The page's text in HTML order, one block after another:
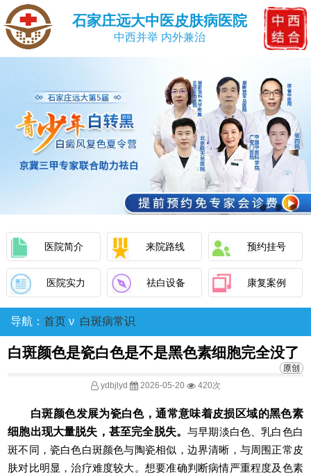
石家庄远大中医皮肤病医院
中西并举 内外兼治
医院简介 来院路线 预约挂号
医院实力 祛白设备 康复案例
导航： 首页 ν 白斑病常识
白斑颜色是瓷白色是不是黑色素细胞完全没了
ydbjlyd 2026-05-20 420次
白斑颜色发展为瓷白色，通常意味着皮损区域的黑色素
细胞出现大量脱失，甚至完全脱失。与早期淡白色、乳白色白
斑不同，瓷白色白斑颜色与陶瓷相似，边界清晰，与周围正常皮
肤对比明显，治疗难度较大。想要准确判断病情严重程度及色素